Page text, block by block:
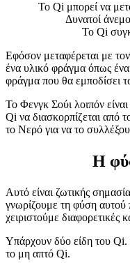
Το Qi μπορεί να
Δυνατοί
Το Qi
Εφόσον μεταφέρεται με
ένα υλικό φράγμα όπως
φράγμα που θα εμποδίσει
Το Φενγκ Σούι λοιπόν
Qi να διασκορπίζεται από
το Νερό για να το
Η
Αυτό είναι ζωτικής
γνωρίζουμε τη φύση αυτού
χειριστούμε διαφορετικές
Υπάρχουν δύο είδη του Qi.
το μη απτό Qi.